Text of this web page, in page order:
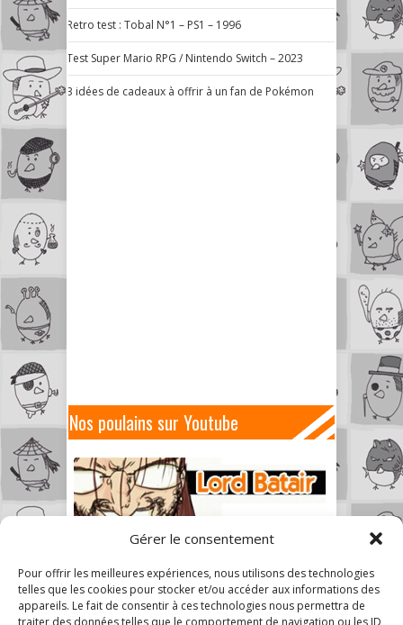
Gérer le consentement
Pour offrir les meilleures expériences, nous utilisons des technologies
telles que les cookies pour stocker et/ou accéder aux informations des
appareils. Le fait de consentir à ces technologies nous permettra de
traiter des données telles que le comportement de navigation ou les ID
Retro test : Tobal N°1 – PS1 – 1996
Test Super Mario RPG / Nintendo Switch – 2023
3 idées de cadeaux à offrir à un fan de Pokémon
Nos poulains sur Youtube